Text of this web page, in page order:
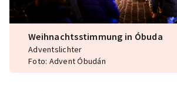
Weihnachtsstimmung in Óbuda
Adventslichter
Foto: Advent Óbudán